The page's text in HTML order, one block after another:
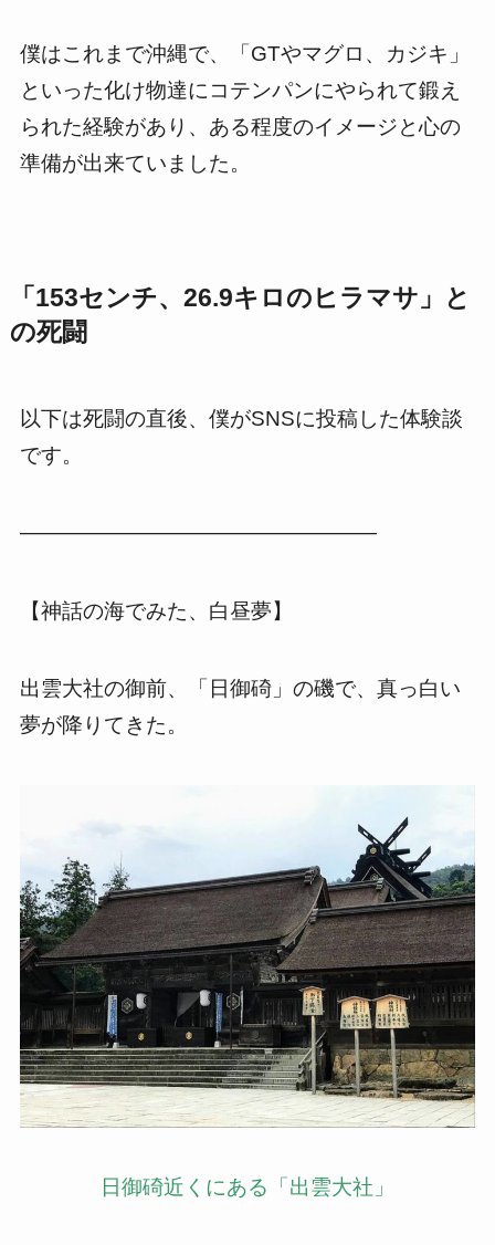
僕はこれまで沖縄で、「GTやマグロ、カジキ」
といった化け物達にコテンパンにやられて鍛え
られた経験があり、ある程度のイメージと心の
準備が出来ていました。
「153センチ、26.9キロのヒラマサ」と
の死闘
以下は死闘の直後、僕がSNSに投稿した体験談
です。
—————————————————
【神話の海でみた、白昼夢】
出雲大社の御前、「日御碕」の磯で、真っ白い
夢が降りてきた。
日御碕近くにある「出雲大社」